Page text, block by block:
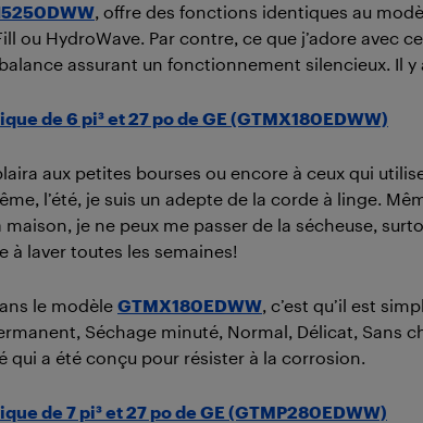
, offre des fonctions identiques au
ou HydroWave. Par contre, ce que j’adore avec
assurant un fonctionnement silencieux. Il y
de 6 pi³ et 27 po de GE (GTMX180EDWW)
aux petites bourses ou encore à ceux qui
l’été, je suis un adepte de la corde à linge.
maison, je ne peux me passer de la sécheuse,
à laver toutes les semaines!
le modèle GTMX180EDWW, c’est qu’il est
Séchage minuté, Normal, Délicat, Sans
qui a été conçu pour résister à la corrosion.
de 7 pi³ et 27 po de GE (GTMP280EDWW)